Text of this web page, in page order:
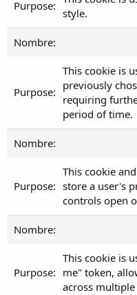
style.
This cookie is
previously
requiring
period of time.
This cookie
store a user's
controls open
This cookie is
me" token,
across multiple